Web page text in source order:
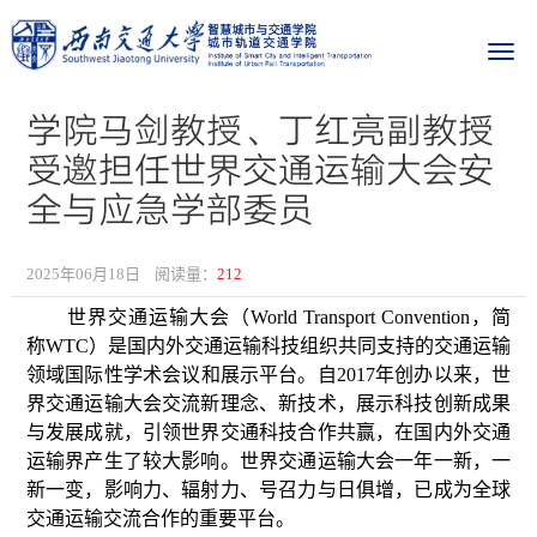
学院马剑教授、丁红亮副教授
受邀担任世界交通运输大会安
全与应急学部委员
2025年06月18日 阅读量： 212
世界交通运输大会（World Transport Convention，简
称WTC）是国内外交通运输科技组织共同支持的交通运输
领域国际性学术会议和展示平台。自2017年创办以来，世
界交通运输大会交流新理念、新技术，展示科技创新成果
与发展成就，引领世界交通科技合作共赢，在国内外交通
运输界产生了较大影响。世界交通运输大会一年一新，一
新一变，影响力、辐射力、号召力与日俱增，已成为全球
交通运输交流合作的重要平台。